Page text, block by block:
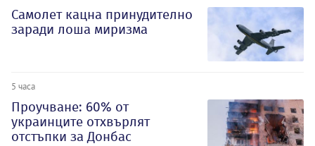
Самолет кацна принудително
заради лоша миризма
5 часа
Проучване: 60% от
украинците отхвърлят
отстъпки за Донбас